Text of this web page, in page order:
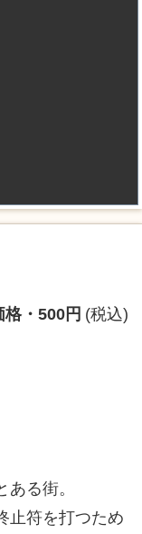
格・500円 (税込)
る街。
止符を打つため